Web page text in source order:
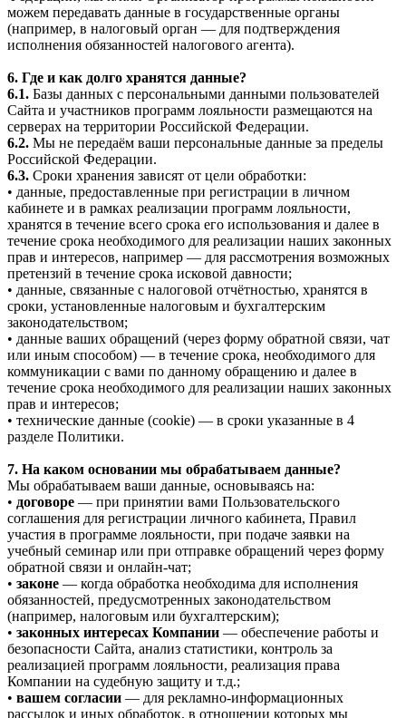
можем передавать данные в государственные органы
(например, в налоговый орган — для подтверждения
исполнения обязанностей налогового агента).
6. Где и как долго хранятся данные?
6.1. Базы данных с персональными данными пользователей
Сайта и участников программ лояльности размещаются на
серверах на территории Российской Федерации.
6.2. Мы не передаём ваши персональные данные за пределы
Российской Федерации.
6.3. Сроки хранения зависят от цели обработки:
• данные, предоставленные при регистрации в личном
кабинете и в рамках реализации программ лояльности,
хранятся в течение всего срока его использования и далее в
течение срока необходимого для реализации наших законных
прав и интересов, например — для рассмотрения возможных
претензий в течение срока исковой давности;
• данные, связанные с налоговой отчётностью, хранятся в
сроки, установленные налоговым и бухгалтерским
законодательством;
• данные ваших обращений (через форму обратной связи, чат
или иным способом) — в течение срока, необходимого для
коммуникации с вами по данному обращению и далее в
течение срока необходимого для реализации наших законных
прав и интересов;
• технические данные (cookie) — в сроки указанные в 4
разделе Политики.
7. На каком основании мы обрабатываем данные?
Мы обрабатываем ваши данные, основываясь на:
• договоре — при принятии вами Пользовательского
соглашения для регистрации личного кабинета, Правил
участия в программе лояльности, при подаче заявки на
учебный семинар или при отправке обращений через форму
обратной связи и онлайн-чат;
• законе — когда обработка необходима для исполнения
обязанностей, предусмотренных законодательством
(например, налоговым или бухгалтерским);
• законных интересах Компании — обеспечение работы и
безопасности Сайта, анализ статистики, контроль за
реализацией программ лояльности, реализация права
Компании на судебную защиту и т.д.;
• вашем согласии — для рекламно-информационных
рассылок и иных обработок, в отношении которых мы